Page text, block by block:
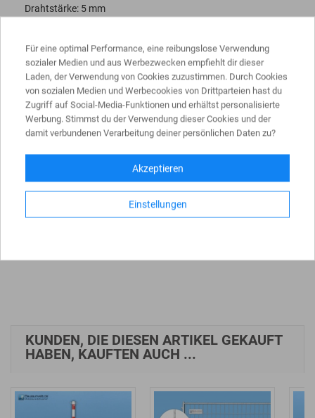
Drahtstärke: 5 mm
PRODUKTDATEN
Länge 10 m
Gewicht ca. 5,0 kg
Stahl
KUNDEN, DIE DIESEN ARTIKEL GEKAUFT
HABEN, KAUFTEN AUCH ...
Für eine optimal Performance, eine reibungslose Verwendung
sozialer Medien und aus Werbezwecken empfiehlt dir dieser
Laden, der Verwendung von Cookies zuzustimmen. Durch Cookies
von sozialen Medien und Werbecookies von Drittparteien hast du
Zugriff auf Social-Media-Funktionen und erhältst personalisierte
Werbung. Stimmst du der Verwendung dieser Cookies und der
damit verbundenen Verarbeitung deiner persönlichen Daten zu?
Akzeptieren
Einstellungen